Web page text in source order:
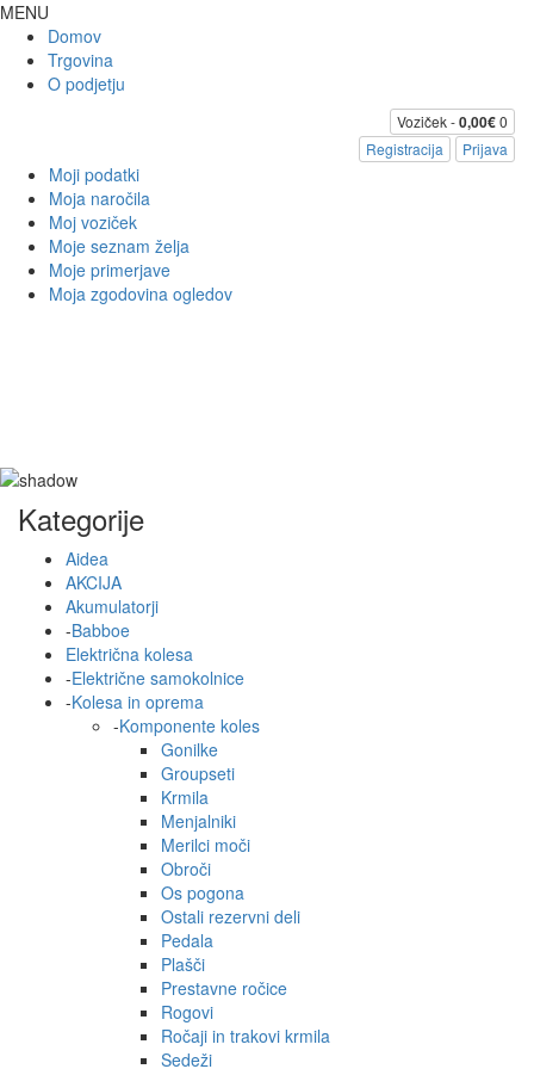
MENU
Domov
Trgovina
O podjetju
Voziček -0,00€0
Registracija
Prijava
Moji podatki
Moja naročila
Moj voziček
Moje seznam želja
Moje primerjave
Moja zgodovina ogledov
Kategorije
Aidea
AKCIJA
Akumulatorji
-Babboe
Električna kolesa
-Električne samokolnice
-Kolesa in oprema
-Komponente koles
Gonilke
Groupseti
Krmila
Menjalniki
Merilci moči
Obroči
Os pogona
Ostali rezervni deli
Pedala
Plašči
Prestavne ročice
Rogovi
Ročaji in trakovi krmila
Sedeži